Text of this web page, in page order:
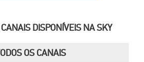
DISPONÍVEIS NA SKY
OS CANAIS